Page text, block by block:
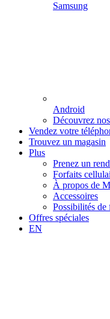
Samsung
Android
Découvrez
Vendez votre
Trouvez un magasin
Plus
Prenez un
Forfaits
À propos de
Accessoires
Possibilités de
Offres spéciales
EN